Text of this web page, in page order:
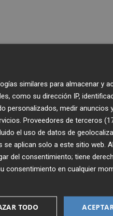
de
correo
similares para almacenar y
como su dirección IP,
personalizados, medir anuncios
Proveedores de terceros
el uso de datos de
aplican solo a este sitio web.
del consentimiento; tiene
consentimiento en cualquier
TODO